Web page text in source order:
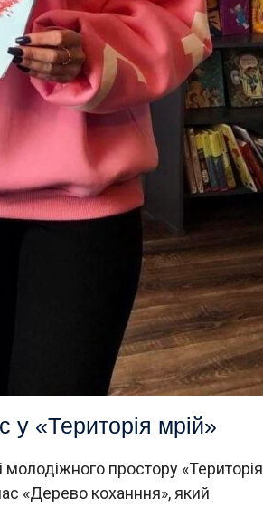
у «Територія мрій»
молодіжного простору «Територія
«Дерево коханння», який